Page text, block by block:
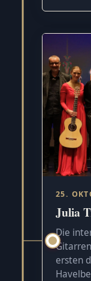
25.
Julia
Die
ersten